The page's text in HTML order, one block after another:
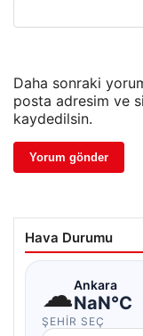
Daha sonraki
posta adresim ve
kaydedilsin.
Hava Durumu
☁Ankara
NaN°C
ŞEHIR SEÇ